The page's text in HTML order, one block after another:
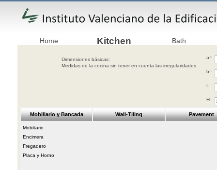
Home Kitchen Bath
Dimensiones básicas:
Medidas de la cocina sin tener en cuenta las irregularidades
a=
b=
L=
H=
Mobiliario y Bancada Wall-Tiling Pavement
Mobiliario
Encimera
Fregadero
Placa y Horno